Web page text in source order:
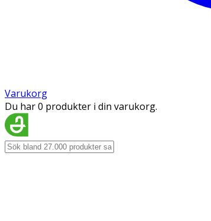
Varukorg
Du har 0 produkter i din varukorg.